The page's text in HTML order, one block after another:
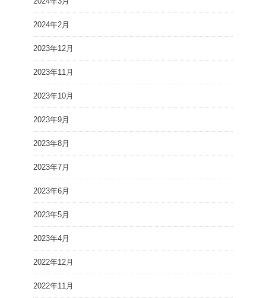
2024年2月
2023年12月
2023年11月
2023年10月
2023年9月
2023年8月
2023年7月
2023年6月
2023年5月
2023年4月
2022年12月
2022年11月